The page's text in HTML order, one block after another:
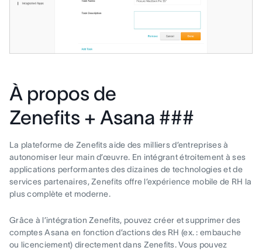
À propos de
Zenefits + Asana ###
La plateforme de Zenefits aide des milliers d’entreprises à
autonomiser leur main d’œuvre. En intégrant étroitement à ses
applications performantes des dizaines de technologies et de
services partenaires, Zenefits offre l’expérience mobile de RH la
plus complète et moderne.
Grâce à l’intégration Zenefits, pouvez créer et supprimer des
comptes Asana en fonction d’actions des RH (ex. : embauche
ou licenciement) directement dans Zenefits. Vous pouvez